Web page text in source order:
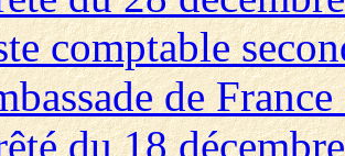
comptable
de
du 18